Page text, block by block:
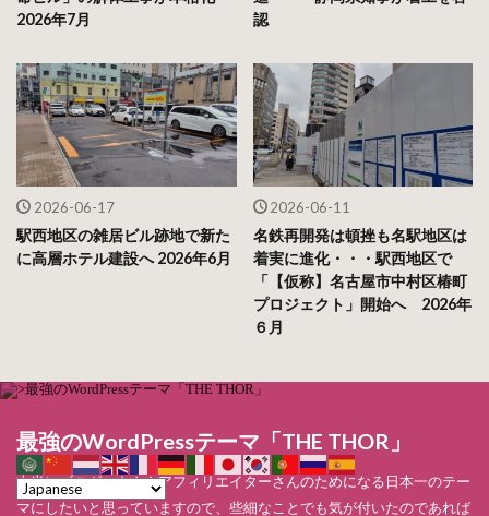
2026年7月
認
2026-06-17
駅西地区の雑居ビル跡地で新た
に高層ホテル建設へ 2026年6月
2026-06-11
名鉄再開発は頓挫も名駅地区は
着実に進化・・・駅西地区で
「【仮称】名古屋市中村区椿町
プロジェクト」開始へ 2026年
６月
最強のWordPressテーマ「THE THOR」
本当にブロガーさんやアフィリエイターさんのためになる日本一のテー
マにしたいと思っていますので、些細なことでも気が付いたのであれば